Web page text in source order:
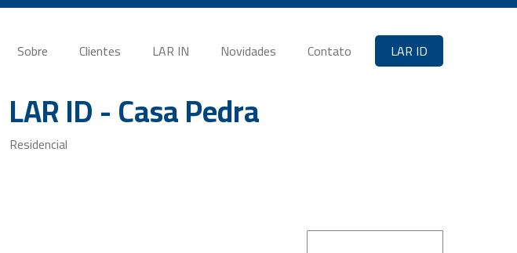
Sobre Clientes LAR IN Novidades Contato LAR ID
LAR ID - Casa Pedra
Residencial